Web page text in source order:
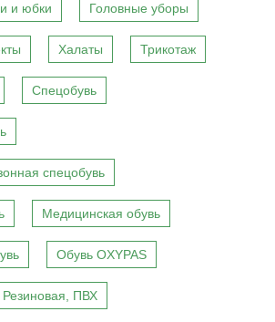
и юбки Головные уборы
Халаты Трикотаж
Спецобувь
спецобувь
Медицинская обувь
Обувь OXYPAS
Резиновая, ПВХ